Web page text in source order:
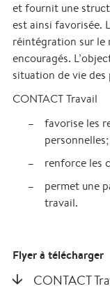
et fournit une
est ainsi favorisée.
réintégration sur le
encouragés.
situation de vie des
CONTACT Travail
favorise les
personnelles;
renforce les
permet une
travail.
Flyer à télécharger
CONTACT